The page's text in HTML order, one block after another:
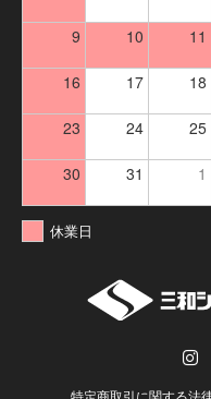
9 10 11
16 17 18
23 24 25
30 31 1
休業日
RSS